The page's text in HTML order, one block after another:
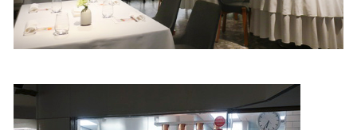
影音區
歷史區
關於Yilan